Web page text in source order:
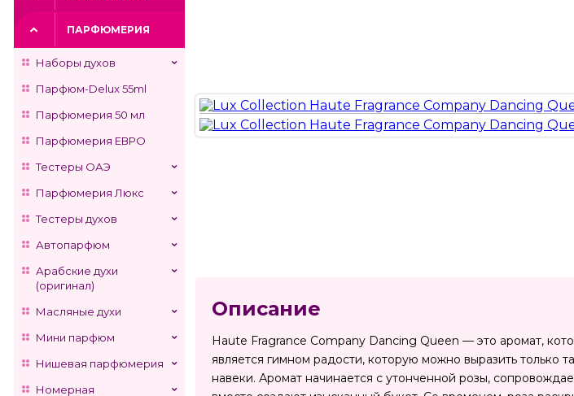
ПАРФЮМЕРИЯ
Наборы духов
Парфюм-Delux 55ml
Парфюмерия 50 мл
Парфюмерия ЕВРО
Тестеры ОАЭ
Парфюмерия Люкс
Тестеры духов
Автопарфюм
Арабские духи
(оригинал)
Масляные духи
Мини парфюм
Нишевая парфюмерия
Номерная
Описание
Haute Fragrance Company Dancing Queen — это аромат,
является гимном радости, которую можно выразить только
навеки. Аромат начинается с утонченной розы,